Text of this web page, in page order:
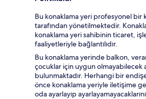
Bu konaklama yeri profesyonel bir
tarafından yönetilmektedir.
konaklama yeri sahibinin ticaret,
faaliyetleriyle bağlantılıdır.
Bu konaklama yerinde balkon,
çocuklar için uygun olmayabilecek
bulunmaktadır. Herhangi bir
önce konaklama yeriyle iletişime
oda ayarlayıp